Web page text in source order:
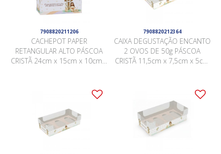
7908820211206
CACHEPOT PAPER
RETANGULAR ALTO PÁSCOA
CRISTÃ 24cm x 15cm x 10cm x
7908820212364
CAIXA DEGUSTAÇÃO ENCANTO
2 OVOS DE 50g PÁSCOA
CRISTÃ 11,5cm x 7,5cm x 5cm